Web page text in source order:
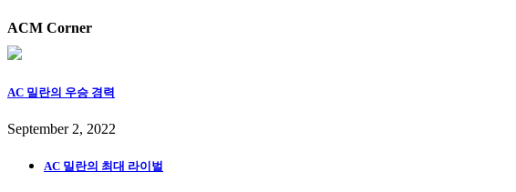
ACM Corner
AC 밀란의 우승 경력
September 2, 2022
AC 밀란의 최대 라이벌